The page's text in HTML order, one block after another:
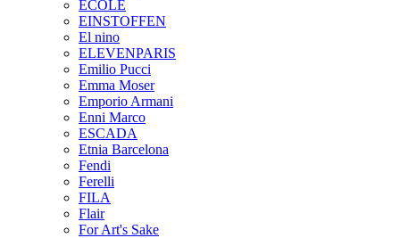
ECOLE
EINSTOFFEN
El nino
ELEVENPARIS
Emilio Pucci
Emma Moser
Emporio Armani
Enni Marco
ESCADA
Etnia Barcelona
Fendi
Ferelli
FILA
Flair
For Art's Sake